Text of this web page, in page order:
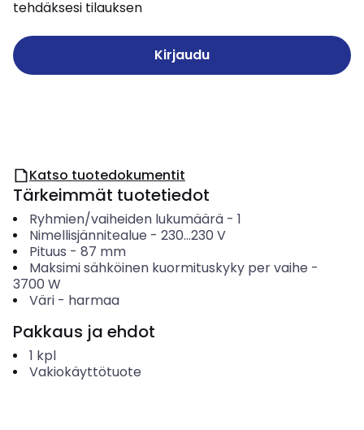
tehdäksesi tilauksen
Kirjaudu
Katso tuotedokumentit
Tärkeimmät tuotetiedot
Ryhmien/vaiheiden lukumäärä- 1
Nimellisjännitealue - 230...230 V
Pituus - 87 mm
Maksimi sähköinen kuormituskyky per vaihe -
3700 W
Väri- harmaa
Pakkaus ja ehdot
1 kpl
Vakiokäyttötuote